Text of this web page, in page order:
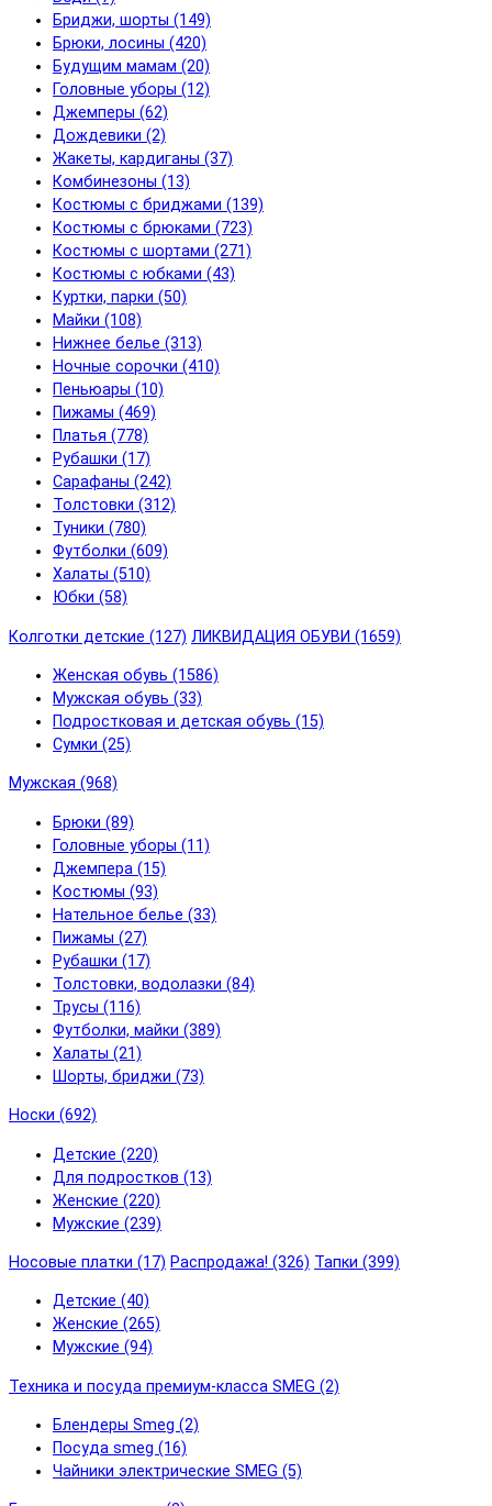
Бриджи, шорты (149)
Брюки, лосины (420)
Будущим мамам (20)
Головные уборы (12)
Джемперы (62)
Дождевики (2)
Жакеты, кардиганы (37)
Комбинезоны (13)
Костюмы с бриджами (139)
Костюмы с брюками (723)
Костюмы с шортами (271)
Костюмы с юбками (43)
Куртки, парки (50)
Майки (108)
Нижнее белье (313)
Ночные сорочки (410)
Пеньюары (10)
Пижамы (469)
Платья (778)
Рубашки (17)
Сарафаны (242)
Толстовки (312)
Туники (780)
Футболки (609)
Халаты (510)
Юбки (58)
Колготки детские (127) ЛИКВИДАЦИЯ ОБУВИ (1659)
Женская обувь (1586)
Мужская обувь (33)
Подростковая и детская обувь (15)
Сумки (25)
Мужская (968)
Брюки (89)
Головные уборы (11)
Джемпера (15)
Костюмы (93)
Нательное белье (33)
Пижамы (27)
Рубашки (17)
Толстовки, водолазки (84)
Трусы (116)
Футболки, майки (389)
Халаты (21)
Шорты, бриджи (73)
Носки (692)
Детские (220)
Для подростков (13)
Женские (220)
Мужские (239)
Носовые платки (17) Распродажа! (326) Тапки (399)
Детские (40)
Женские (265)
Мужские (94)
Техника и посуда премиум-класса SMEG (2)
Блендеры Smeg (2)
Посуда smeg (16)
Чайники электрические SMEG (5)